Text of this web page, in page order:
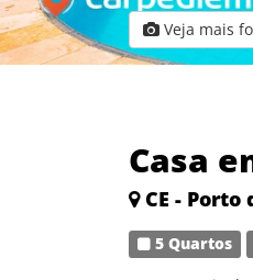
Veja mais
Casa
CE -
5 Quartos